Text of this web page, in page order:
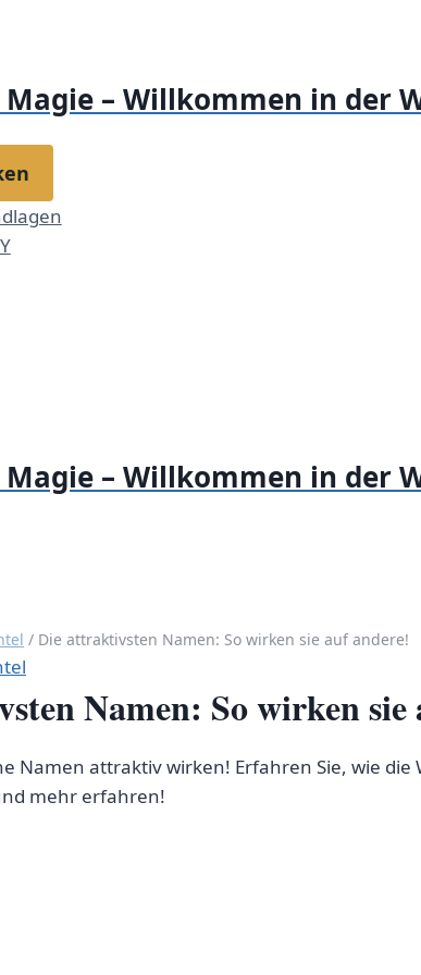
– Willkommen in der
– Willkommen in der
/ Die attraktivsten Namen: So wirken sie auf andere!
Namen: So wirken sie
Namen attraktiv wirken! Erfahren Sie, wie
mehr erfahren!